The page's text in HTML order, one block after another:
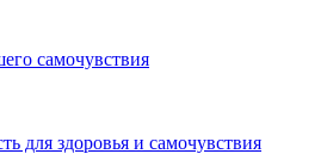
самочувствия
для здоровья и самочувствия